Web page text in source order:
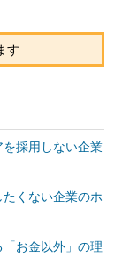
す
採用しない企業
くない企業のホ
お金以外」の理